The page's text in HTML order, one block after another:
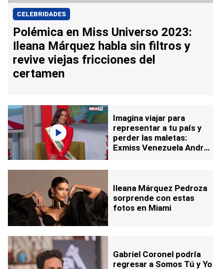
CELEBRIDADES
Polémica en Miss Universo 2023:
Ileana Márquez habla sin filtros y
revive viejas fricciones del
certamen
Imagina viajar para
representar a tu país y
perder las maletas:
Exmiss Venezuela Andrea
Ileana Márquez Pedroza
sorprende con estas
fotos en Miami
Gabriel Coronel podría
regresar a Somos Tú y Yo